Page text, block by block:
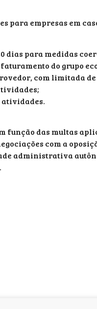
para empresas em
dias para medidas
do grupo
com limitada
atividades.
função das multas
com a
administrativa